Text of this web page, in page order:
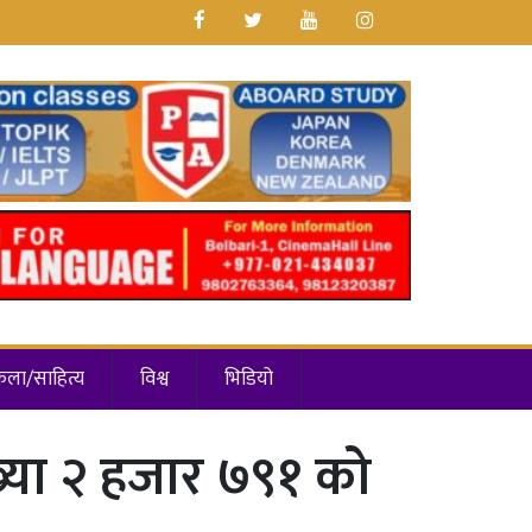
साहित्य विश्व भिडियो
२ हजार ७९१ को